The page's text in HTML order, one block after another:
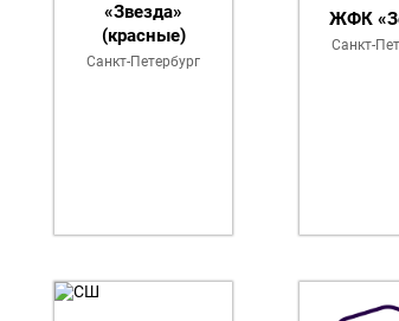
«Звезда»
(красные)
Санкт-Петербург
ЖФК
Санкт-